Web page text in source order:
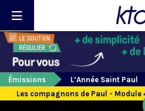
Émissions
L’Année Saint Paul
Les compagnons de Paul - Module